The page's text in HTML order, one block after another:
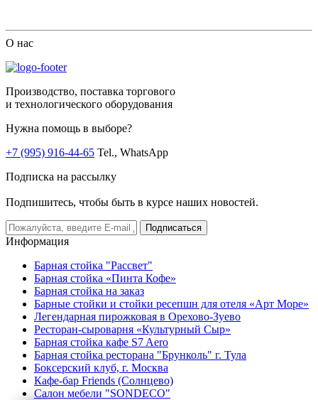
О нас
Производство, поставка торгового
и технологического оборудования
Нужна помощь в выборе?
+7 (995) 916-44-65 Tel., WhatsApp
Подписка на рассылку
Подпишитесь, чтобы быть в курсе наших новостей.
Подписаться
Информация
Барная стойка "Рассвет"
Барная стойка «Пинта Кофе»
Барная стойка на заказ
Барные стойки и стойки ресепшн для отеля «Арт Море»
Легендарная пирожковая в Орехово-Зуево
Ресторан-сыроварня «Культурный Сыр»
Барная стойка кафе S7 Aero
Барная стойка ресторана "Брунколь" г. Тула
Боксерский клуб, г. Москва
Кафе-бар Friends (Солнцево)
Салон мебели "SONDECO"